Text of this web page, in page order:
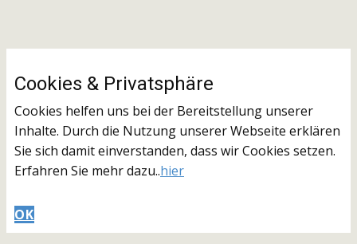
Cookies & ​Privatsphäre
Cookies helfen uns bei der Bereitstellung unserer
Inhalte. Durch die Nutzung unserer Webseite erklären
Sie sich damit einverstanden, dass wir Cookies setzen.
Erfahren Sie mehr dazu..hier
OK